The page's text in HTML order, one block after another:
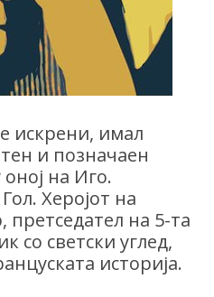
искрени, имал
и позначаен
на Иго.
Херојот на
на 5-та
со светски углед,
историја.